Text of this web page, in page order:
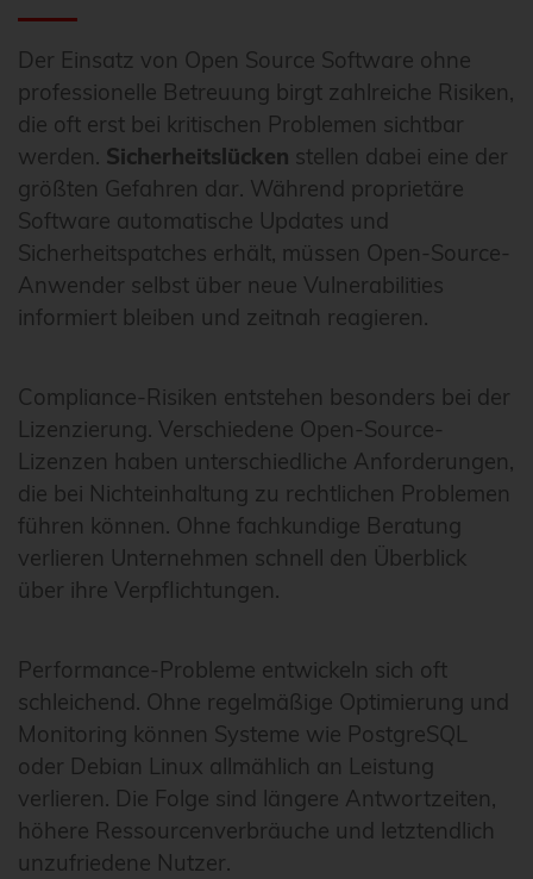
Der Einsatz von Open Source Software ohne
professionelle Betreuung birgt zahlreiche Risiken,
die oft erst bei kritischen Problemen sichtbar
werden. Sicherheitslücken stellen dabei eine der
größten Gefahren dar. Während proprietäre
Software automatische Updates und
Sicherheitspatches erhält, müssen Open-Source-
Anwender selbst über neue Vulnerabilities
informiert bleiben und zeitnah reagieren.
Compliance-Risiken entstehen besonders bei der
Lizenzierung. Verschiedene Open-Source-
Lizenzen haben unterschiedliche Anforderungen,
die bei Nichteinhaltung zu rechtlichen Problemen
führen können. Ohne fachkundige Beratung
verlieren Unternehmen schnell den Überblick
über ihre Verpflichtungen.
Performance-Probleme entwickeln sich oft
schleichend. Ohne regelmäßige Optimierung und
Monitoring können Systeme wie PostgreSQL
oder Debian Linux allmählich an Leistung
verlieren. Die Folge sind längere Antwortzeiten,
höhere Ressourcenverbräuche und letztendlich
unzufriedene Nutzer.